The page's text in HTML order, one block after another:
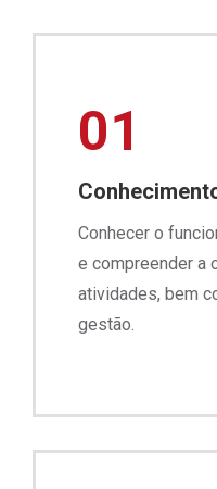
01
Conhecer o
e compreender a
atividades, bem
gestão.